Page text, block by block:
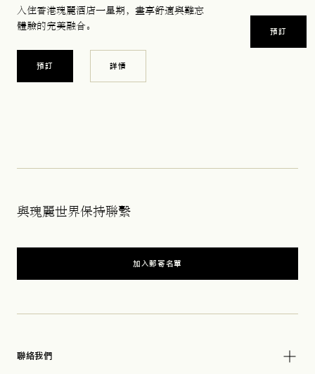
入住香港瑰麗酒店一星期，盡享舒適與難忘
體驗的完美融合。
預訂 詳情
預訂
與瑰麗世界保持聯繫
加入郵寄名單
聯絡我們